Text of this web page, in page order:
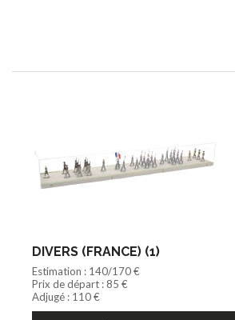
DIVERS (FRANCE) (1)
Estimation : 140/170 €
Prix de départ : 85 €
Adjugé : 110 €